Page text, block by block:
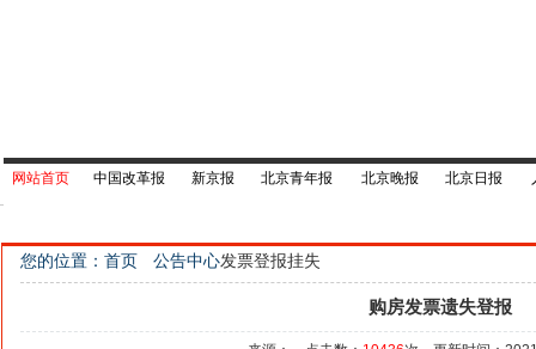
网站首页 中国改革报 新京报 北京青年报 北京晚报 北京日报
您的位置：首页 公告中心发票登报挂失
购房发票遗失登报